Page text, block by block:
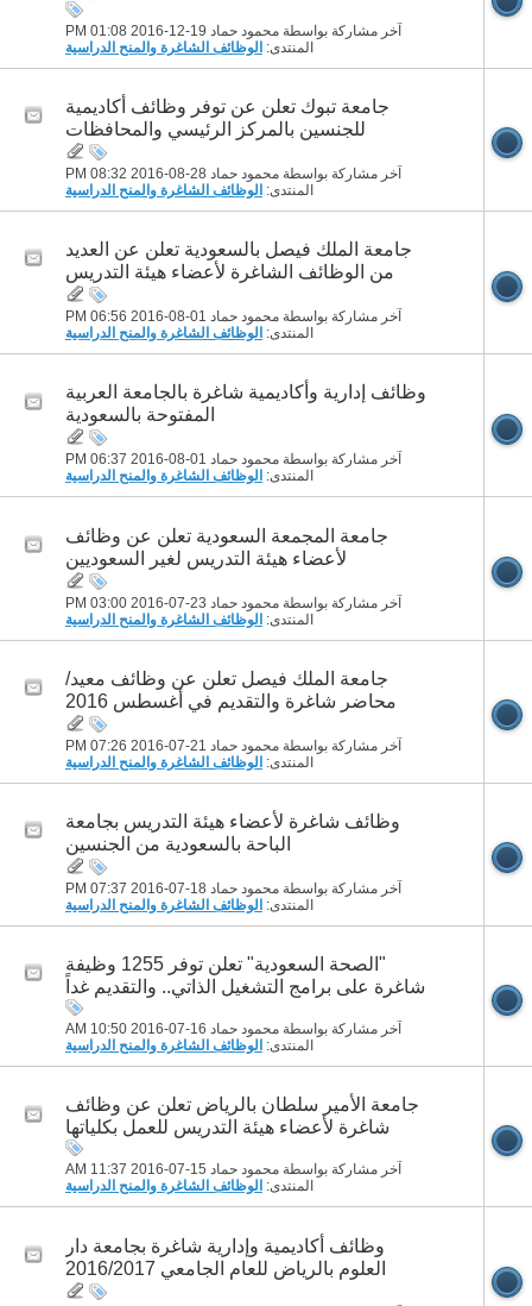
آخر مشاركة بواسطة محمود حماد 19-12-2016
01:08 PM
المنتدى: الوظائف الشاغرة والمنح الدراسية
جامعة تبوك تعلن عن توفر وظائف أكاديمية
للجنسين بالمركز الرئيسي والمحافظات
آخر مشاركة بواسطة محمود حماد 28-08-2016
08:32 PM
المنتدى: الوظائف الشاغرة والمنح الدراسية
جامعة الملك فيصل بالسعودية تعلن عن العديد
من الوظائف الشاغرة لأعضاء هيئة التدريس
آخر مشاركة بواسطة محمود حماد 01-08-2016
06:56 PM
المنتدى: الوظائف الشاغرة والمنح الدراسية
وظائف إدارية وأكاديمية شاغرة بالجامعة العربية
المفتوحة بالسعودية
آخر مشاركة بواسطة محمود حماد 01-08-2016
06:37 PM
المنتدى: الوظائف الشاغرة والمنح الدراسية
جامعة المجمعة السعودية تعلن عن وظائف
لأعضاء هيئة التدريس لغير السعوديين
آخر مشاركة بواسطة محمود حماد 23-07-2016
03:00 PM
المنتدى: الوظائف الشاغرة والمنح الدراسية
جامعة الملك فيصل تعلن عن وظائف معيد/
محاضر شاغرة والتقديم في أغسطس 2016
آخر مشاركة بواسطة محمود حماد 21-07-2016
07:26 PM
المنتدى: الوظائف الشاغرة والمنح الدراسية
وظائف شاغرة لأعضاء هيئة التدريس بجامعة
الباحة بالسعودية من الجنسين
آخر مشاركة بواسطة محمود حماد 18-07-2016
07:37 PM
المنتدى: الوظائف الشاغرة والمنح الدراسية
"الصحة السعودية" تعلن توفر 1255 وظيفة
شاغرة على برامج التشغيل الذاتي.. والتقديم غداً
آخر مشاركة بواسطة محمود حماد 16-07-2016
10:50 AM
المنتدى: الوظائف الشاغرة والمنح الدراسية
جامعة الأمير سلطان بالرياض تعلن عن وظائف
شاغرة لأعضاء هيئة التدريس للعمل بكلياتها
آخر مشاركة بواسطة محمود حماد 15-07-2016
11:37 AM
المنتدى: الوظائف الشاغرة والمنح الدراسية
وظائف أكاديمية وإدارية شاغرة بجامعة دار
العلوم بالرياض للعام الجامعي 2016/2017